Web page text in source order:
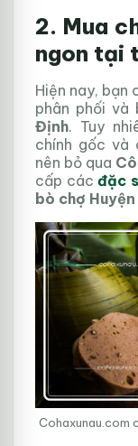
2. Mua
ngon tại
Hiện nay,
phân phối và
Định. Tuy
chính gốc và
nên bỏ qua
cấp cácđặc
bò chợ
Cohaxunau.com